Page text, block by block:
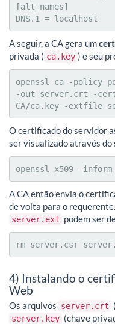
[alt_names]
DNS.1 = localhost
A seguir, a CA gera um
privada ( ca.key ) e seu
openssl ca -policy
-out server.crt -cert
CA/ca.key -extfile
O certificado do servidor
ser visualizado através do
openssl x509 -
A CA então envia o
de volta para o
server.ext podem ser
rm server.csr
4) Instalando o
Web
Os arquivos server.crt
server.key (chave